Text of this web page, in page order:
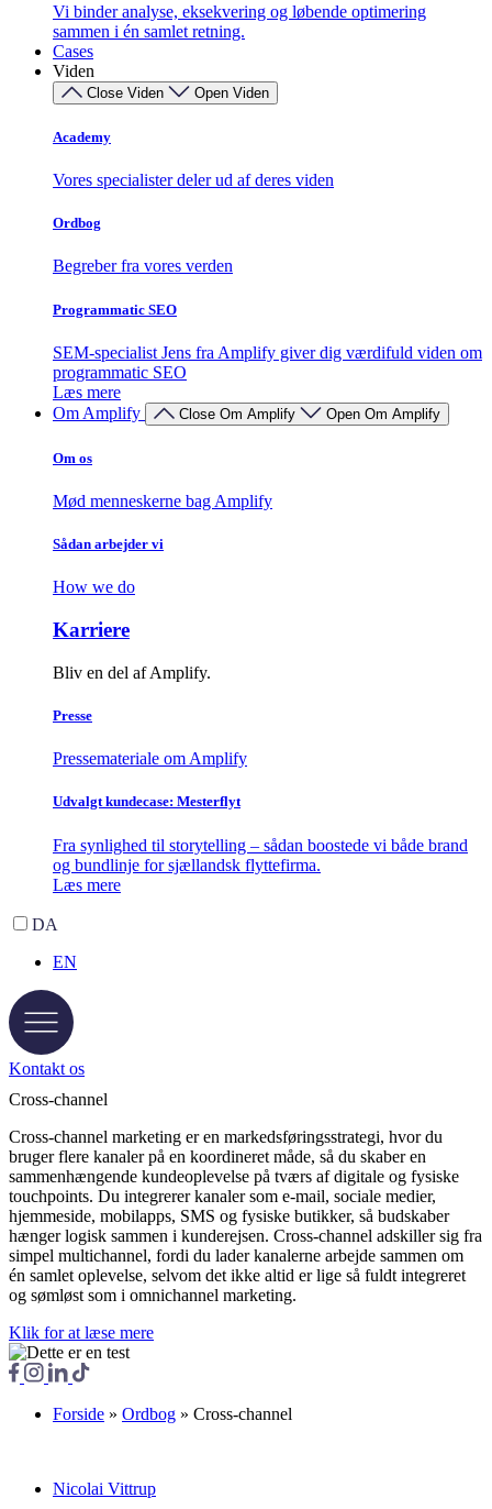
Vi binder analyse, eksekvering og løbende optimering
sammen i én samlet retning.
Cases
Viden
Close Viden Open Viden
Academy
Vores specialister deler ud af deres viden
Ordbog
Begreber fra vores verden
Programmatic SEO
SEM-specialist Jens fra Amplify giver dig værdifuld viden om
programmatic SEO
Læs mere
Om Amplify
Close Om Amplify Open Om Amplify
Om os
Mød menneskerne bag Amplify
Sådan arbejder vi
How we do
Karriere
Bliv en del af Amplify.
Presse
Pressemateriale om Amplify
Udvalgt kundecase: Mesterflyt
Fra synlighed til storytelling – sådan boostede vi både brand
og bundlinje for sjællandsk flyttefirma.
Læs mere
DA
EN
Kontakt os
Cross-channel
Cross-channel marketing er en markedsføringsstrategi, hvor du
bruger flere kanaler på en koordineret måde, så du skaber en
sammenhængende kundeoplevelse på tværs af digitale og fysiske
touchpoints. Du integrerer kanaler som e-mail, sociale medier,
hjemmeside, mobilapps, SMS og fysiske butikker, så budskaber
hænger logisk sammen i kunderejsen. Cross-channel adskiller sig fra
simpel multichannel, fordi du lader kanalerne arbejde sammen om
én samlet oplevelse, selvom det ikke altid er lige så fuldt integreret
og sømløst som i omnichannel marketing.
Klik for at læse mere
Forside » Ordbog » Cross-channel
Nicolai Vittrup